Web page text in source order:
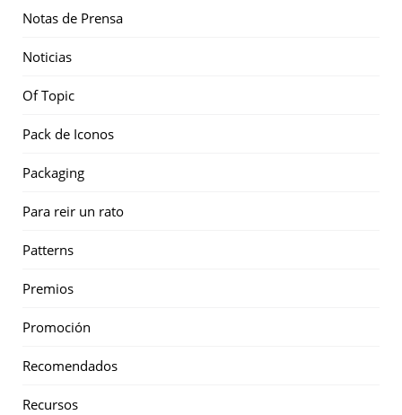
Notas de Prensa
Noticias
Of Topic
Pack de Iconos
Packaging
Para reir un rato
Patterns
Premios
Promoción
Recomendados
Recursos